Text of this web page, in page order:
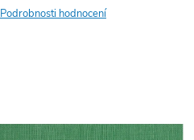
Podrobnosti hodnocení